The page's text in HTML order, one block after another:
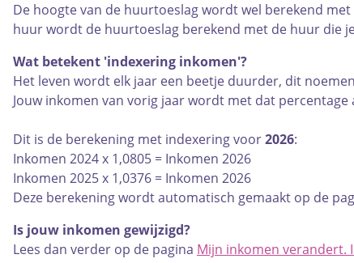
De hoogte van de huurtoeslag wordt wel berekend
huur wordt de huurtoeslag berekend met de huur die
Wat betekent 'indexering inkomen'?
Het leven wordt elk jaar een beetje duurder, dit
Jouw inkomen van vorig jaar wordt met dat
Dit is de berekening met indexering voor2026:
Inkomen 2024 x 1,0805 = Inkomen 2026
Inkomen 2025 x 1,0376 = Inkomen 2026
Deze berekening wordt automatisch gemaakt op de
Is jouw inkomen gewijzigd?
Lees dan verder op de pagina Mijn inkomen verandert.